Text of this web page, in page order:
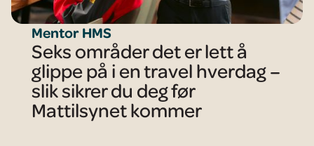
Mentor HMS
Seks områder det er lett å
glippe på i en travel hverdag –
slik sikrer du deg før
Mattilsynet kommer